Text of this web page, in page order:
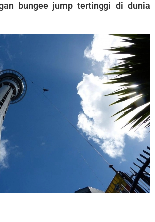
bungee jump tertinggi di dunia